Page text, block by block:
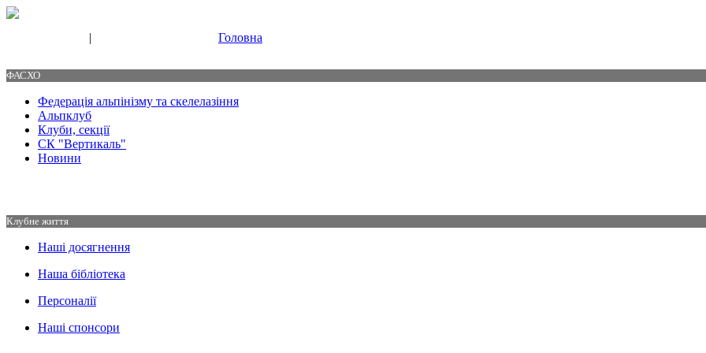
| Головна
ФАСХО
Федерація альпінізму та скелелазіння
Альпклуб
Клуби, секції
СК "Вертикаль"
Новини
Клубне життя
Наші досягнення
Наша бібліотека
Персоналії
Наші спонсори